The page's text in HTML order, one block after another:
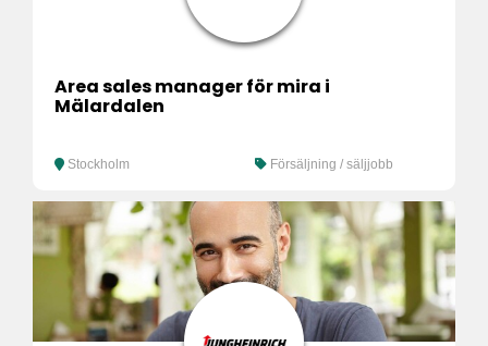
Area sales manager för mira i
Mälardalen
Stockholm Försäljning / säljjobb